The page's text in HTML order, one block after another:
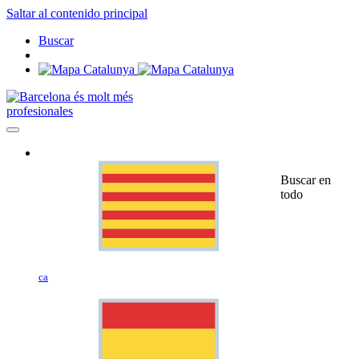
Saltar al contenido principal
Buscar
profesionales
ca
Buscar en
todo